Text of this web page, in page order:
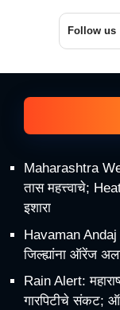
Follow us
Maharashtra
तास महत्त्वाचे;
इशारा
Havaman Andaj
जिल्ह्यांना ऑरेंज
Rain Alert:
गारपिटीचे संकट;